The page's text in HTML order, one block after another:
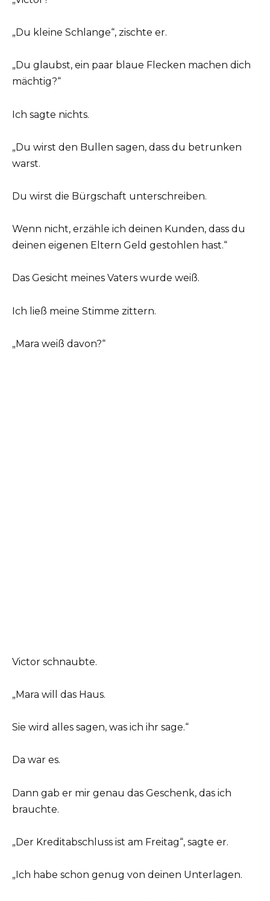
„Du kleine Schlange“, zischte er.
„Du glaubst, ein paar blaue Flecken machen dich
mächtig?“
Ich sagte nichts.
„Du wirst den Bullen sagen, dass du betrunken
warst.
Du wirst die Bürgschaft unterschreiben.
Wenn nicht, erzähle ich deinen Kunden, dass du
deinen eigenen Eltern Geld gestohlen hast.“
Das Gesicht meines Vaters wurde weiß.
Ich ließ meine Stimme zittern.
„Mara weiß davon?“
Victor schnaubte.
„Mara will das Haus.
Sie wird alles sagen, was ich ihr sage.“
Da war es.
Dann gab er mir genau das Geschenk, das ich
brauchte.
„Der Kreditabschluss ist am Freitag“, sagte er.
„Ich habe schon genug von deinen Unterlagen.